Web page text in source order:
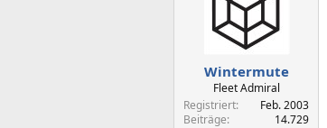
Wintermute
Fleet Admiral
Registriert
Feb. 2003
Beiträge
14.729